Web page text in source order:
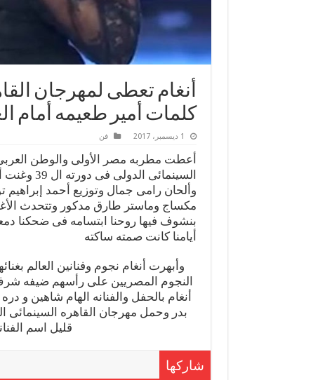
أنغام تعطى لمهرجان
كلمات أمير طعيمه أمام
1 ديسمبر، 2017 فن
أعطت مطربه مصر الأولى والوطن
وألحان رامى جمال وتوزيع أحمد إبراهيم
مكساج وماستر طارق مدكور وتتحدث
بنشوف فيها روحنا ابتسامه فى ضحكنا
أيامنا كانت صمته ساكته
وأبهرت أنغام نجوم وفنانين العالم
النجوم المصريين على رأسهم ضيفه شرف
أنغام بالحفل والفنانه الهام شاهين و
قليل اسم
شاركها